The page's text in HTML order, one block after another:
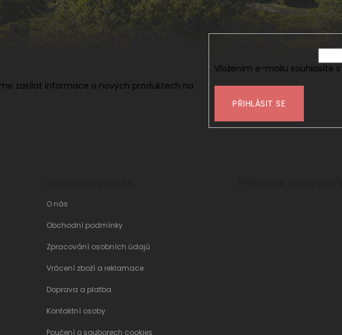
zasílat informace o nových produktech na
Vložením e-mailu souhlasíte s
PŘIHLÁSIT SE
O nás
Obchodní podmínky
Zpracování osobních údajů
Vrácení zboží a reklamace
Doprava a platba
Kontaktní osoby
Poučení o souborech cookies